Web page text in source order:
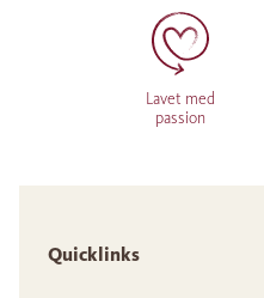
Lavet med
passion
Quicklinks